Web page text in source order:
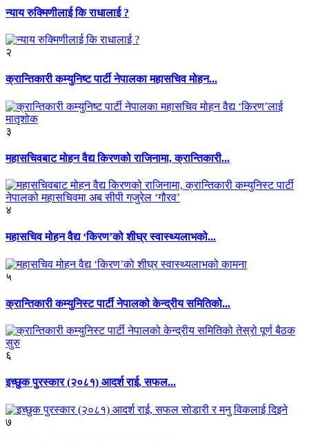
न्याय रुक्मिणीलाई कि राधालाई ?
२
क्रान्तिकारी कम्युनिष्ट पार्टी नेपालका महासचिव मोहन...
३
महासचिवबाट मोहन वैद्य किरणको राजिनामा, क्रान्तिकारी...
४
महासचिव मोहन वैद्य ‘किरण’को शीघ्र स्वास्थ्यलाभको...
५
क्रान्तिकारी कम्युनिस्ट पार्टी नेपालको केन्द्रीय समितिको...
६
इच्छुक पुरस्कार (२०८१) आदर्श राई, सफल...
७